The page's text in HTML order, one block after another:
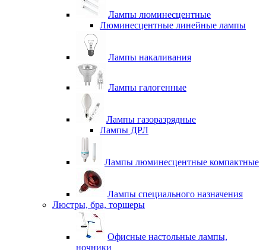
Лампы люминесцентные
Люминесцентные линейные лампы
Лампы накаливания
Лампы галогенные
Лампы газоразрядные
Лампы ДРЛ
Лампы люминесцентные компактные
Лампы специального назначения
Люстры, бра, торшеры
Офисные настольные лампы,
ночники